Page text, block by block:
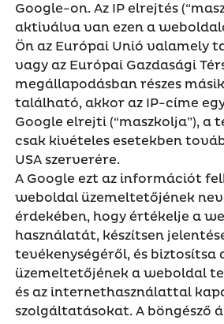
Google-on. Az IP elrejtés
aktiválva van ezen a
Ön az Európai Unió valamely
vagy az Európai Gazdasági
megállapodásban részes
található, akkor az IP-címe
Google elrejti (“maszkolja”), a
csak kivételes esetekben
USA szerverére.
A Google ezt az információt
weboldal üzemeltetőjének
érdekében, hogy értékelje a
használatát, készítsen
tevékenységéről, és biztosítsa
üzemeltetőjének a weboldal
és az internethasználattal
szolgáltatásokat. A böngésző